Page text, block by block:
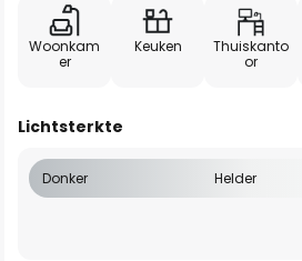
Woonkam
er
Keuken
Thuiskanto
or
Lichtsterkte
Donker Helder